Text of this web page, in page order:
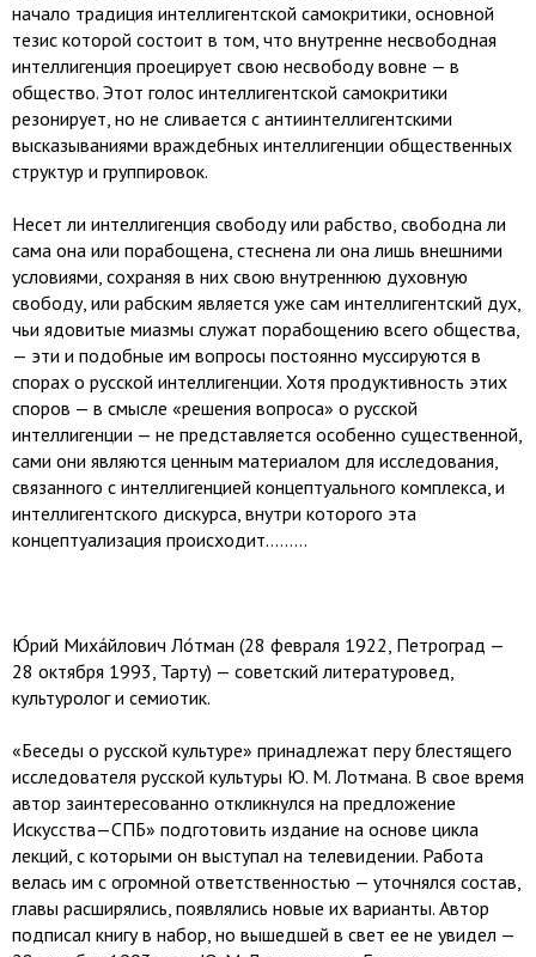
начало традиция интеллигентской самокритики, основной
тезис которой состоит в том, что внутренне несвободная
интеллигенция проецирует свою несвободу вовне — в
общество. Этот голос интеллигентской самокритики
резонирует, но не сливается с антиинтеллигентскими
высказываниями враждебных интеллигенции общественных
структур и группировок.
Несет ли интеллигенция свободу или рабство, свободна ли
сама она или порабощена, стеснена ли она лишь внешними
условиями, сохраняя в них свою внутреннюю духовную
свободу, или рабским является уже сам интеллигентский дух,
чьи ядовитые миазмы служат порабощению всего общества,
— эти и подобные им вопросы постоянно муссируются в
спорах о русской интеллигенции. Хотя продуктивность этих
споров — в смысле «решения вопроса» о русской
интеллигенции — не представляется особенно существенной,
сами они являются ценным материалом для исследования,
связанного с интеллигенцией концептуального комплекса, и
интеллигентского дискурса, внутри которого эта
концептуализация происходит.........
Ю́рий Миха́йлович Ло́тман (28 февраля 1922, Петроград —
28 октября 1993, Тарту) — советский литературовед,
культуролог и семиотик.
«Беседы о русской культуре» принадлежат перу блестящего
исследователя русской культуры Ю. М. Лотмана. В свое время
автор заинтересованно откликнулся на предложение
Искусст­ва—СПБ» подготовить издание на основе цикла
лекций, с которыми он выступал на телевиде­нии. Работа
велась им с огромной ответственностью — уточнялся состав,
главы расширялись, появлялись новые их варианты. Автор
подписал книгу в набор, но вышедшей в свет ее не увидел —